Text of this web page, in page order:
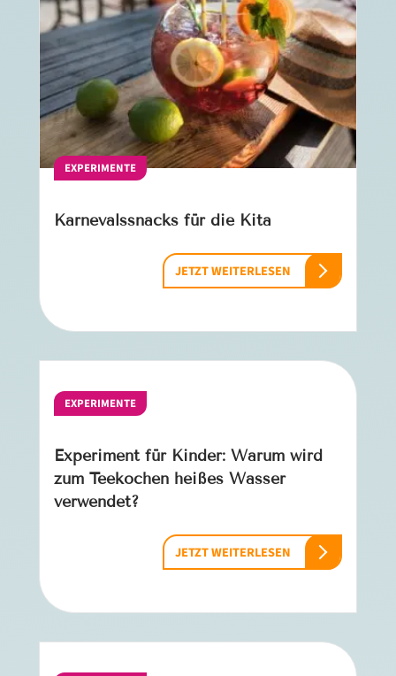
EXPERIMENTE
Karnevalssnacks für die Kita
JETZT WEITERLESEN
EXPERIMENTE
Experiment für Kinder: Warum wird
zum Teekochen heißes Wasser
verwendet?
JETZT WEITERLESEN